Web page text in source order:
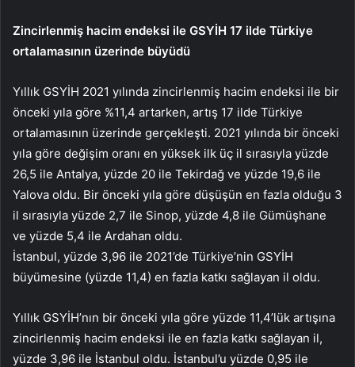
Zincirlenmiş hacim endeksi ile GSYİH 17 ilde Türkiye
ortalamasının üzerinde büyüdü
Yıllık GSYİH 2021 yılında zincirlenmiş hacim endeksi ile bir
önceki yıla göre %11,4 artarken, artış 17 ilde Türkiye
ortalamasının üzerinde gerçekleşti. 2021 yılında bir önceki
yıla göre değişim oranı en yüksek ilk üç il sırasıyla yüzde
26,5 ile Antalya, yüzde 20 ile Tekirdağ ve yüzde 19,6 ile
Yalova oldu. Bir önceki yıla göre düşüşün en fazla olduğu 3
il sırasıyla yüzde 2,7 ile Sinop, yüzde 4,8 ile Gümüşhane
ve yüzde 5,4 ile Ardahan oldu.
İstanbul, yüzde 3,96 ile 2021’de Türkiye’nin GSYİH
büyümesine (yüzde 11,4) en fazla katkı sağlayan il oldu.
Yıllık GSYİH’nın bir önceki yıla göre yüzde 11,4’lük artışına
zincirlenmiş hacim endeksi ile en fazla katkı sağlayan il,
yüzde 3,96 ile İstanbul oldu. İstanbul’u yüzde 0,95 ile